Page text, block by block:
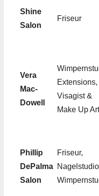
Shine
Salon
Friseur
Vera
Mac-
Dowell
Extensions,
Visagist &
Make Up
Phillip
DePalma
Salon
Friseur,